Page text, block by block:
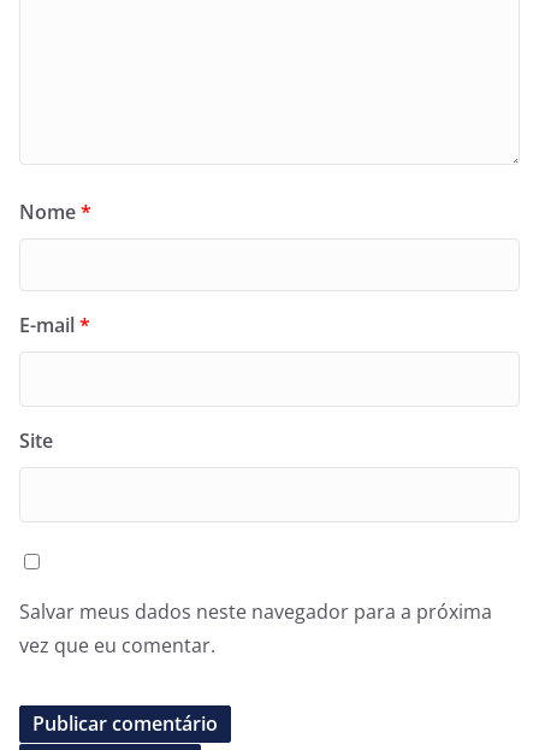
Nome*
E-mail*
Site
Salvar meus dados neste navegador para a próxima
vez que eu comentar.